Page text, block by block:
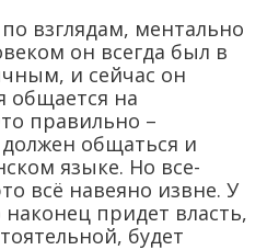
взглядам, ментально
он всегда был в
и сейчас он
общается на
правильно –
общаться и
языке. Но все-
всё навеяно извне. У
наконец придет власть,
будет